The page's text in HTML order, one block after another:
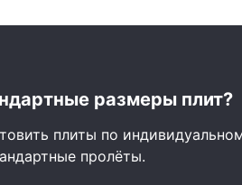
размеры плит?
плиты по
пролёты.